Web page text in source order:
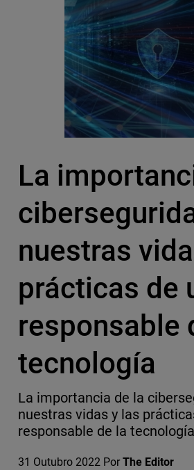
La
nuestras
prácticas de
responsable
tecnología
La importancia de la
nuestras vidas y las
responsable de la
31 Outubro 2022 Por The Editor